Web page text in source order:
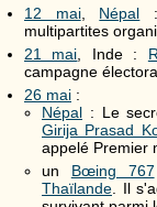
12 mai, Népal
multipartites
21 mai , Inde :
campagne
26 mai :
Népal : Le
Girija Prasad
appelé Premier
un Bœing 767
Thaïlande . Il